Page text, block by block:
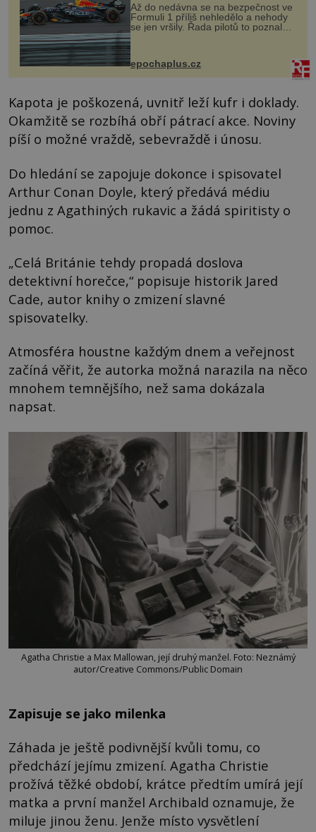
Až do nedávna se na bezpečnost ve
Formuli 1 příliš nehledělo a nehody
se jen vršily. Řada pilotů to poznala
na vlastní kůži, často s trvalými
následky nebo bohužel i ztrátou
života. Dnes nepochopiteln...
epochaplus.cz
Kapota je poškozená, uvnitř leží kufr i doklady.
Okamžitě se rozbíhá obří pátrací akce. Noviny
píší o možné vraždě, sebevraždě i únosu.
Do hledání se zapojuje dokonce i spisovatel
Arthur Conan Doyle, který předává médiu
jednu z Agathiných rukavic a žádá spiritisty o
pomoc.
„Celá Británie tehdy propadá doslova
detektivní horečce,“ popisuje historik Jared
Cade, autor knihy o zmizení slavné
spisovatelky.
Atmosféra houstne každým dnem a veřejnost
začíná věřit, že autorka možná narazila na něco
mnohem temnějšího, než sama dokázala
napsat.
Agatha Christie a Max Mallowan, její druhý manžel. Foto: Neznámý
autor/Creative Commons/Public Domain
Zapisuje se jako milenka
Záhada je ještě podivnější kvůli tomu, co
předchází jejímu zmizení. Agatha Christie
prožívá těžké období, krátce předtím umírá její
matka a první manžel Archibald oznamuje, že
miluje jinou ženu. Jenže místo vysvětlení